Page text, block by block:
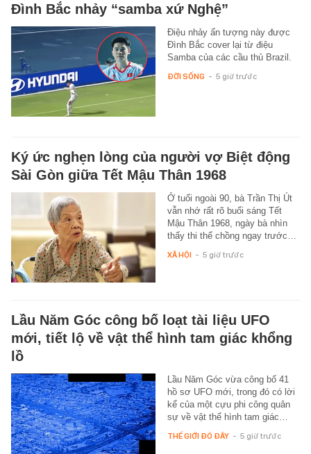
Đình Bắc nhảy “samba xứ Nghệ”
Điệu nhảy ấn tượng này được
Đình Bắc cover lại từ điệu
Samba của các cầu thủ Brazil.
ĐỜI SỐNG - 5 giờ trước
Ký ức nghẹn lòng của người vợ Biệt động
Sài Gòn giữa Tết Mậu Thân 1968
Ở tuổi ngoài 90, bà Trần Thị Út
vẫn nhớ rất rõ buổi sáng Tết
Mậu Thân 1968, ngày bà nhìn
thấy thi thể chồng ngay trước…
XÃ HỘI - 5 giờ trước
Lầu Năm Góc công bố loạt tài liệu UFO
mới, tiết lộ về vật thể hình tam giác khổng
lồ
Lầu Năm Góc vừa công bố 41
hồ sơ UFO mới, trong đó có lời
kể của một cựu phi công quân
sự về vật thể hình tam giác…
THẾ GIỚI ĐÓ ĐÂY - 5 giờ trước